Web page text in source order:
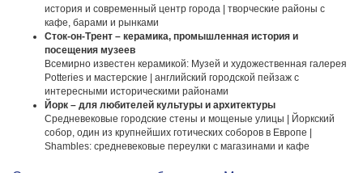
история и современный центр города | творческие районы с
кафе, барами и рынками
Сток-он-Трент – керамика, промышленная история и
посещения музеев
Всемирно известен керамикой: Музей и художественная галерея
Potteries и мастерские | английский городской пейзаж с
интересными историческими районами
Йорк – для любителей культуры и архитектуры
Средневековые городские стены и мощеные улицы | Йоркский
собор, один из крупнейших готических соборов в Европе |
Shambles: средневековые переулки с магазинами и кафе